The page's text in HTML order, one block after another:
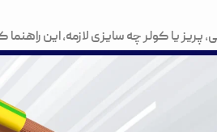
پریز یا کولر چه سایزی لازمه، این